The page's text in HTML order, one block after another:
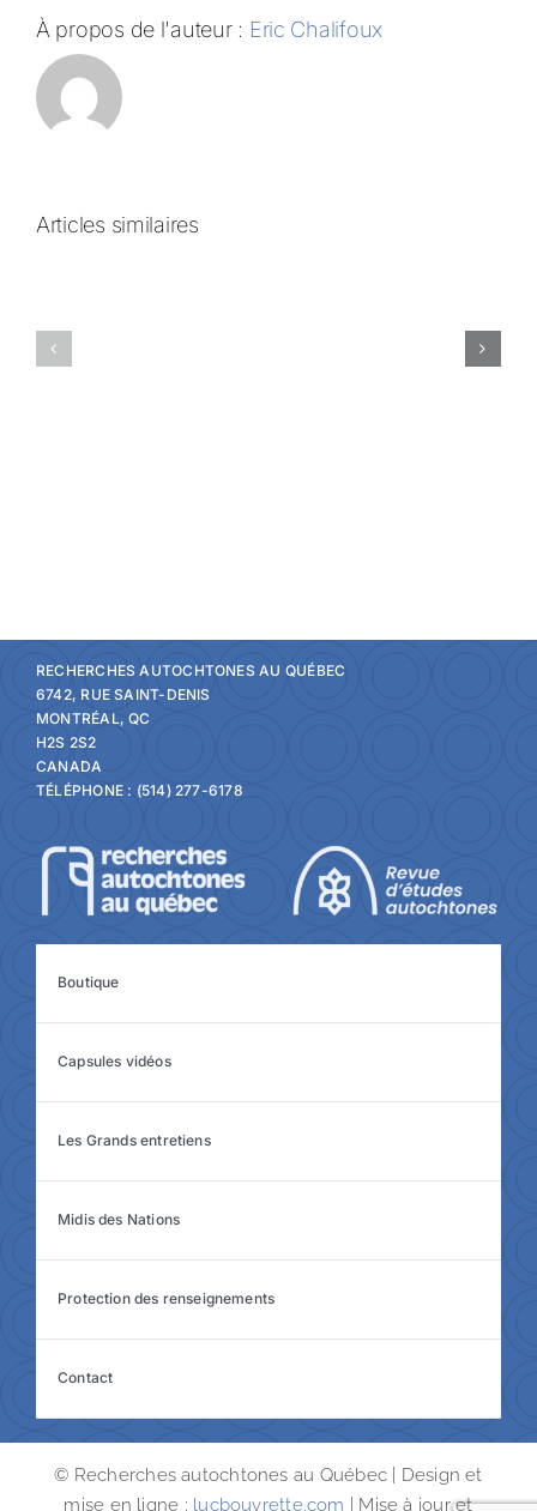
À propos de l'auteur : Eric Chalifoux
Articles similaires
RECHERCHES AUTOCHTONES AU QUÉBEC
6742, RUE SAINT-DENIS
MONTRÉAL, QC
H2S 2S2
CANADA
TÉLÉPHONE : (514) 277-6178
Boutique
Capsules vidéos
Les Grands entretiens
Midis des Nations
Protection des renseignements
Contact
© Recherches autochtones au Québec | Design et
mise en ligne : lucbouvrette.com | Mise à jour et